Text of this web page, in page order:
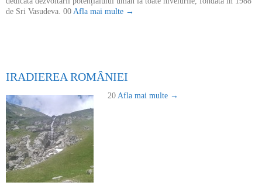
de Sri Vasudeva. 00 Afla mai multe →
IRADIEREA ROMÂNIEI
20 Afla mai multe →